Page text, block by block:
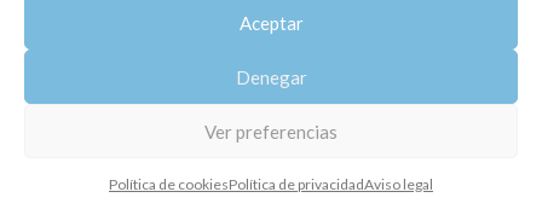
Aceptar
Denegar
Ver preferencias
Política de cookiesPolítica de privacidadAviso legal